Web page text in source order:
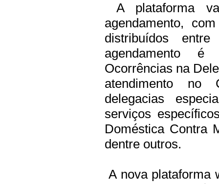
A plataforma
agendamento,
distribuídos
agendamento
Ocorrências na
atendimento no
delegacias
serviços
Doméstica Contra
dentre outros.
A nova plataforma